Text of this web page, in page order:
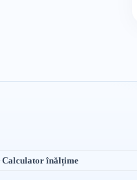
·Calculator înălțime